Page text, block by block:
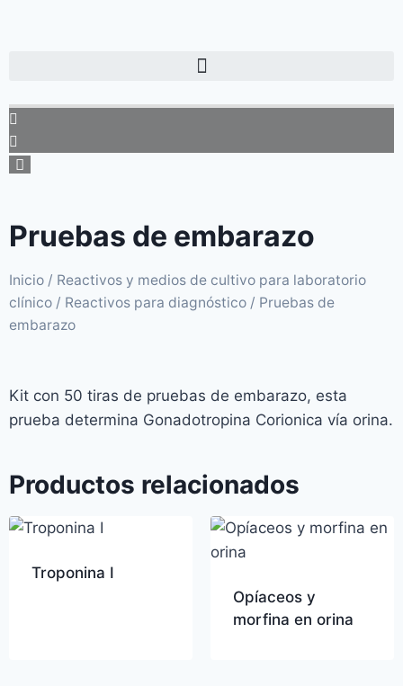
Pruebas de embarazo
Inicio / Reactivos y medios de cultivo para laboratorio
clínico / Reactivos para diagnóstico / Pruebas de
embarazo
Kit con 50 tiras de pruebas de embarazo, esta
prueba determina Gonadotropina Corionica vía orina.
Productos relacionados
Troponina I
Opíaceos y
morfina en orina